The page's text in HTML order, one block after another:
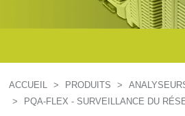
ACCUEIL > PRODUITS >
>
PQA-FLEX - SURVEILLANCE DU